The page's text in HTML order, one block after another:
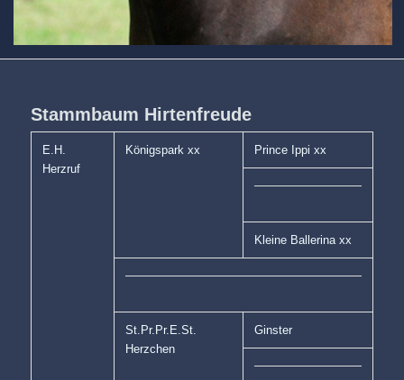
Stammbaum Hirtenfreude
E.H.
Herzruf
Königspark xx Prince Ippi xx
Kleine Ballerina xx
St.Pr.Pr.E.St.
Herzchen
Ginster